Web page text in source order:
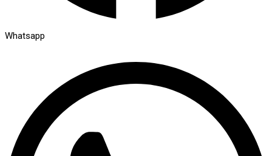
Whatsapp